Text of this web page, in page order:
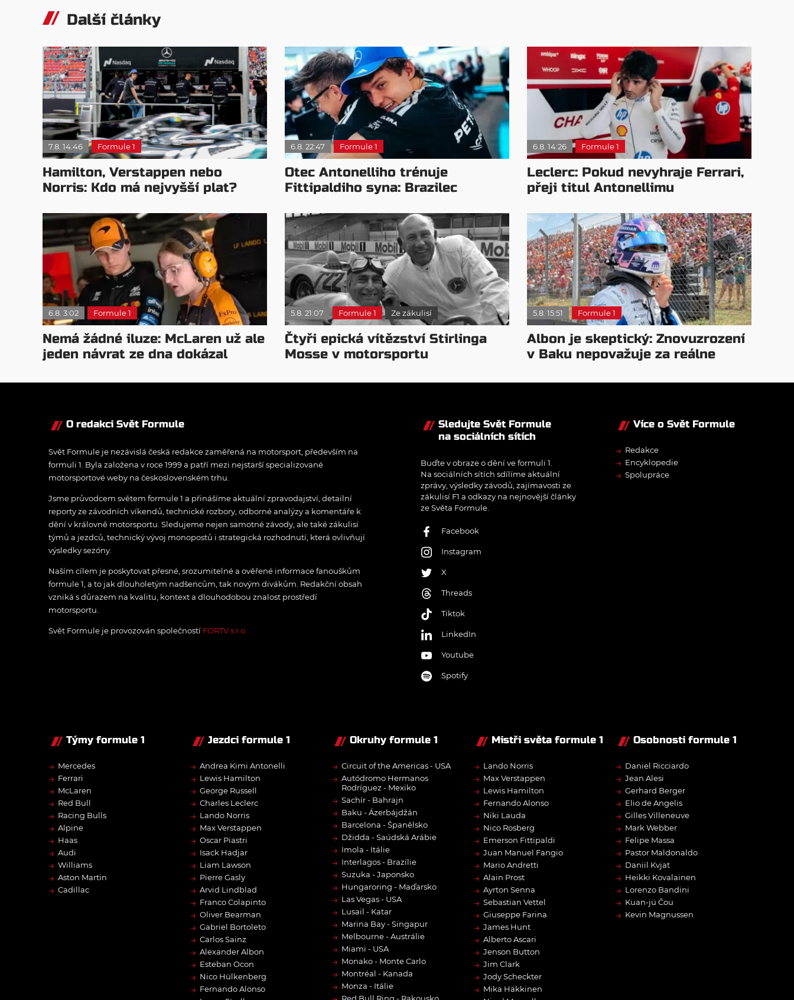
Další články
7.8. 14:46 Formule 1
Hamilton, Verstappen nebo
Norris: Kdo má nejvyšší plat?
6.8. 22:47 Formule 1
Otec Antonelliho trénuje
Fittipaldiho syna: Brazilec
6.8. 14:26 Formule 1
Leclerc: Pokud nevyhraje Ferrari,
přeji titul Antonellimu
6.8. 3:02 Formule 1
Nemá žádné iluze: McLaren už ale
jeden návrat ze dna dokázal
5.8. 21:07 Formule 1 Ze zákulisí
Čtyři epická vítězství Stirlinga
Mosse v motorsportu
5.8. 15:51 Formule 1
Albon je skeptický: Znovuzrození
v Baku nepovažuje za reálne
O redakci Svět Formule
Svět Formule je nezávislá česká redakce zaměřená na motorsport, především na
formuli 1. Byla založena v roce 1999 a patří mezi nejstarší specializované
motorsportové weby na československém trhu.
Jsme průvodcem světem formule 1 a přinášíme aktuální zpravodajství, detailní
reporty ze závodních víkendů, technické rozbory, odborné analýzy a komentáře k
dění v královně motorsportu. Sledujeme nejen samotné závody, ale také zákulisí
týmů a jezdců, technický vývoj monopostů i strategická rozhodnutí, která ovlivňují
výsledky sezóny.
Naším cílem je poskytovat přesné, srozumitelné a ověřené informace fanouškům
formule 1, a to jak dlouholetým nadšencům, tak novým divákům. Redakční obsah
vzniká s důrazem na kvalitu, kontext a dlouhodobou znalost prostředí
motorsportu.
Svět Formule je provozován společností FORTV s.r.o.
Sledujte Svět Formule
na sociálních sítích
Buďte v obraze o dění ve formuli 1.
Na sociálních sítích sdílíme aktuální
zprávy, výsledky závodů, zajímavosti ze
zákulisí F1 a odkazy na nejnovější články
ze Světa Formule.
Facebook
Instagram
X
Threads
Tiktok
LinkedIn
Youtube
Spotify
Více o Svět Formule
→ Redakce
→ Encyklopedie
→ Spolupráce
Týmy formule 1
→ Mercedes
→ Ferrari
→ McLaren
→ Red Bull
→ Racing Bulls
→ Alpine
→ Haas
→ Audi
→ Williams
→ Aston Martin
→ Cadillac
Jezdci formule 1
→ Andrea Kimi Antonelli
→ Lewis Hamilton
→ George Russell
→ Charles Leclerc
→ Lando Norris
→ Max Verstappen
→ Oscar Piastri
→ Isack Hadjar
→ Liam Lawson
→ Pierre Gasly
→ Arvid Lindblad
→ Franco Colapinto
→ Oliver Bearman
→ Gabriel Bortoleto
→ Carlos Sainz
→ Alexander Albon
→ Esteban Ocon
→ Nico Hülkenberg
→ Fernando Alonso
Okruhy formule 1
→ Circuit of the Americas - USA
→ Autódromo Hermanos
Rodríguez - Mexiko
→ Sachír - Bahrajn
→ Baku - Ázerbájdžán
→ Barcelona - Španělsko
→ Džidda - Saúdská Arábie
→ Imola - Itálie
→ Interlagos - Brazílie
→ Suzuka - Japonsko
→ Hungaroring - Maďarsko
→ Las Vegas - USA
→ Lusail - Katar
→ Marina Bay - Singapur
→ Melbourne - Austrálie
→ Miami - USA
→ Monako - Monte Carlo
→ Montréal - Kanada
→ Monza - Itálie
Mistři světa formule 1
→ Lando Norris
→ Max Verstappen
→ Lewis Hamilton
→ Fernando Alonso
→ Niki Lauda
→ Nico Rosberg
→ Emerson Fittipaldi
→ Juan Manuel Fangio
→ Mario Andretti
→ Alain Prost
→ Ayrton Senna
→ Sebastian Vettel
→ Giuseppe Farina
→ James Hunt
→ Alberto Ascari
→ Jenson Button
→ Jim Clark
→ Jody Scheckter
→ Mika Häkkinen
Osobnosti formule 1
→ Daniel Ricciardo
→ Jean Alesi
→ Gerhard Berger
→ Elio de Angelis
→ Gilles Villeneuve
→ Mark Webber
→ Felipe Massa
→ Pastor Maldonaldo
→ Daniil Kvjat
→ Heikki Kovalainen
→ Lorenzo Bandini
→ Kuan-jü Čou
→ Kevin Magnussen